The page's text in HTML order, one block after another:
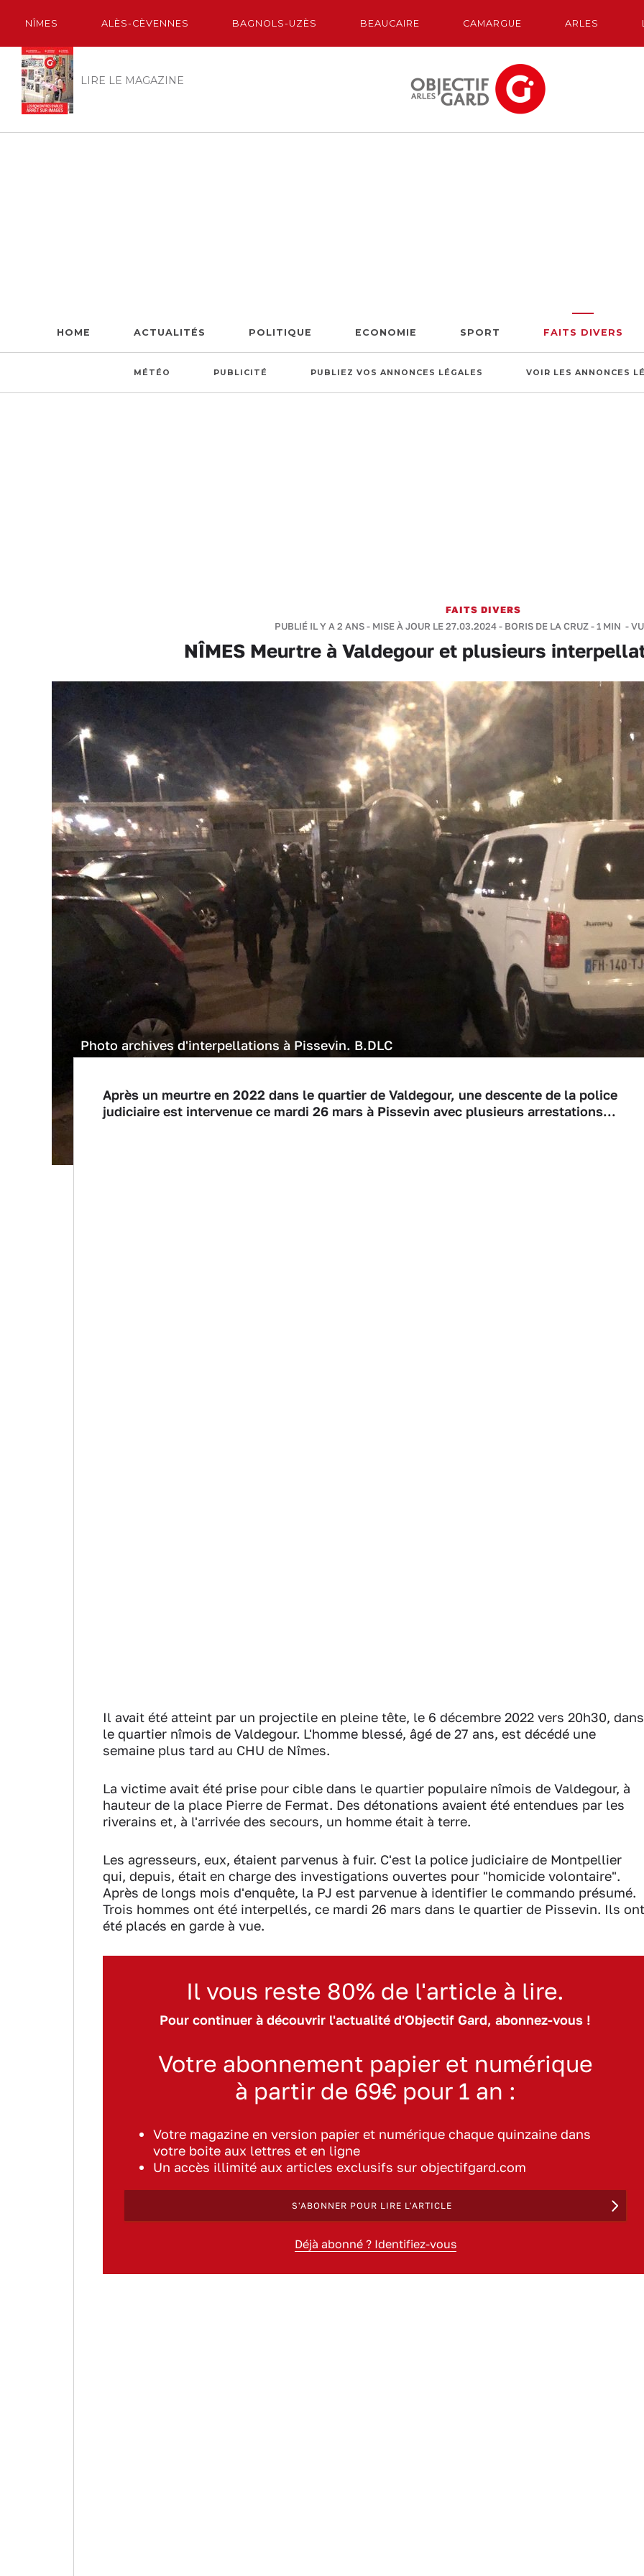
NÎMES ALÈS-CÈVENNES BAGNOLS-UZÈS BEAUCAIRE CAMARGUE ARLES
LIRE LE MAGAZINE
HOME ACTUALITÉS POLITIQUE ECONOMIE SPORT FAITS DIVERS
MÉTÉO PUBLICITÉ PUBLIEZ VOS ANNONCES LÉGALES VOIR LES ANNONCES
FAITS DIVERS
PUBLIÉ IL Y A 2 ANS - MISE À JOUR LE 27.03.2024 - BORIS DE LA CRUZ-1 MIN -
NÎMES Meurtre à Valdegour et plusieurs
Photo archives d'interpellations à Pissevin. B.DLC
Après un meurtre en 2022 dans le quartier de Valdegour, une descente de la police
judiciaire est intervenue ce mardi 26 mars à Pissevin avec plusieurs arrestations...
Il avait été atteint par un projectile en pleine tête, le 6 décembre 2022 vers 20h30, dans
le quartier nîmois de Valdegour. L'homme blessé, âgé de 27 ans, est décédé une
semaine plus tard au CHU de Nîmes.
La victime avait été prise pour cible dans le quartier populaire nîmois de Valdegour, à
hauteur de la place Pierre de Fermat. Des détonations avaient été entendues par les
riverains et, à l'arrivée des secours, un homme était à terre.
Les agresseurs, eux, étaient parvenus à fuir. C'est la police judiciaire de Montpellier
qui, depuis, était en charge des investigations ouvertes pour "homicide volontaire".
Après de longs mois d'enquête, la PJ est parvenue à identifier le commando présumé.
Trois hommes ont été interpellés, ce mardi 26 mars dans le quartier de Pissevin. Ils ont
été placés en garde à vue.
Il vous reste 80% de l'article à lire.
Pour continuer à découvrir l'actualité d'Objectif Gard, abonnez-vous !
Votre abonnement papier et numérique
à partir de 69€ pour 1 an :
Votre magazine en version papier et numérique chaque quinzaine dans
votre boite aux lettres et en ligne
Un accès illimité aux articles exclusifs sur objectifgard.com
S'ABONNER POUR LIRE L'ARTICLE
Déjà abonné ? Identifiez-vous